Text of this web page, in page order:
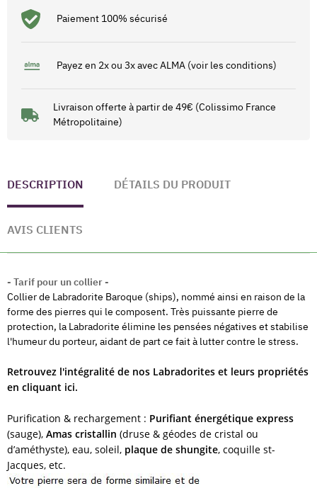
Paiement 100% sécurisé
Payez en 2x ou 3x avec ALMA (voir les conditions)
Livraison offerte à partir de 49€ (Colissimo France
Métropolitaine)
DESCRIPTION DÉTAILS DU PRODUIT
AVIS CLIENTS
- Tarif pour un collier -
Collier de Labradorite Baroque (ships), nommé ainsi en raison de la
forme des pierres qui le composent. Très puissante pierre de
protection, la Labradorite élimine les pensées négatives et stabilise
l'humeur du porteur, aidant de part ce fait à lutter contre le stress.
Retrouvez l'intégralité de nos Labradorites et leurs propriétés
en cliquant ici.
Purification & rechargement : Purifiant énergétique express
(sauge), Amas cristallin (druse & géodes de cristal ou
d’améthyste), eau, soleil, plaque de shungite, coquille st-
Jacques, etc.